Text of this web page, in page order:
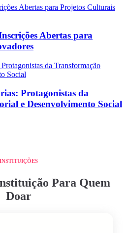
Abertas para
Protagonistas da
e Desenvolvimento Social
INSTITUIÇÕES
Para Quem
Doar